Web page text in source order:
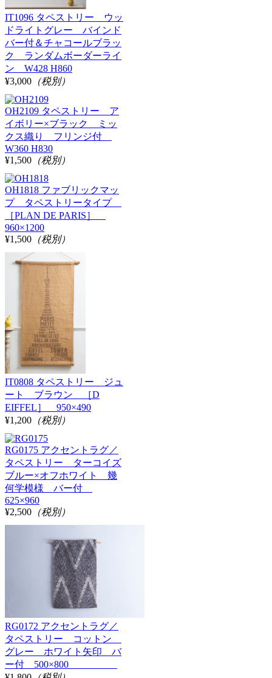
IT1096 タペストリー ウッ
ドライトグレー バインド
バー付＆チャコールブラッ
ク ランダムボーダーライ
ン W428 H860
¥3,000 （税別）
OH2109 タペストリー ア
イボリー×ブラック ミッ
クス織り フリンジ付
W360 H830
¥1,500 （税別）
OH1818 ファブリックマッ
プ タペストリータイプ
［PLAN DE PARIS］
960×1200
¥1,500 （税別）
IT0808 タペストリー ジュ
ート ブラウン ［D
EIFFEL］ 950×490
¥1,200 （税別）
RG0175 アクセントラグ／
タペストリー ターコイズ
ブルー×オフホワイト 幾
何学模様 バー付
625×960
¥2,500 （税別）
RG0172 アクセントラグ／
タペストリー コットン
グレー ホワイト矢印 バ
ー付 500×800